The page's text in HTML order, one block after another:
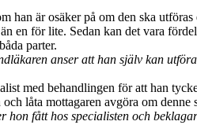
han är osäker på om den ska
en för lite. Sedan kan det vara
parter.
anser att han själv kan
med behandlingen för att han
låta mottagaren avgöra om
fått hos specialisten och